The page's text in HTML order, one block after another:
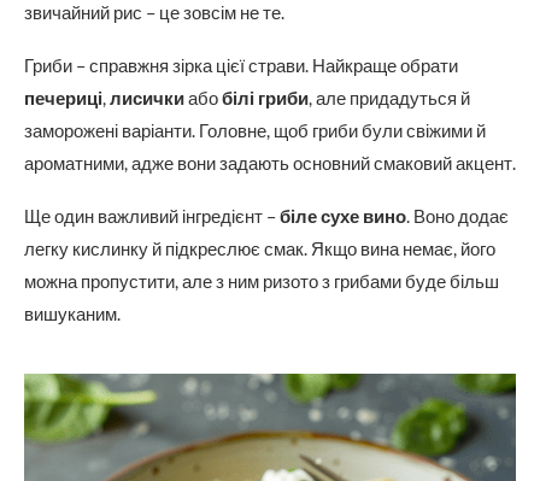
звичайний рис – це зовсім не те.
Гриби – справжня зірка цієї страви. Найкраще обрати
печериці,лисичкиабобілі гриби, але придадуться й
заморожені варіанти. Головне, щоб гриби були свіжими й
ароматними, адже вони задають основний смаковий акцент.
Ще один важливий інгредієнт –біле сухе вино. Воно додає
легку кислинку й підкреслює смак. Якщо вина немає, його
можна пропустити, але з ним ризото з грибами буде більш
вишуканим.